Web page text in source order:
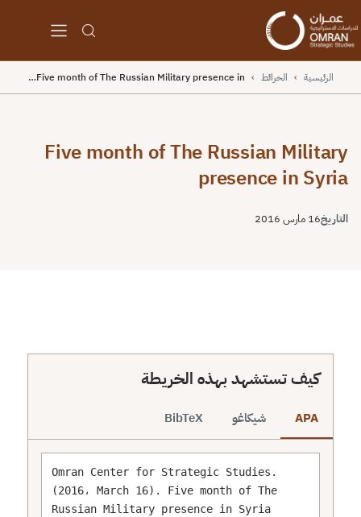
الرئيسية › الخرائط ›
Five month of The Russian Military presence in…
Five month of The Russian Military
presence in Syria
التاريخ16 مارس 2016
content/uploads/2016/03/map-hero-304-
كيف تستشهد بهذه الخريطة
APA شيكاغو BibTeX
Omran Center for Strategic Studies.
(2016، March 16). Five month of The
Russian Military presence in Syria